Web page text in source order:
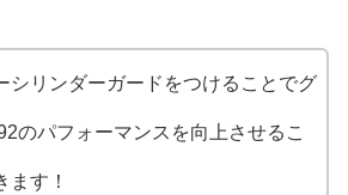
シリンダーガードをつけることでグ
のパフォーマンスを向上させるこ
ます！